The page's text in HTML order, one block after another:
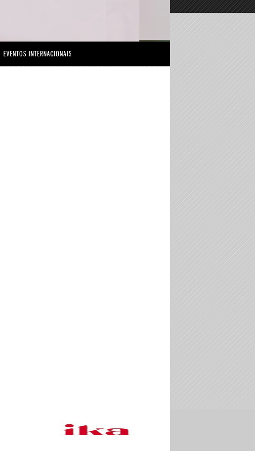
EVENTOS INTERNACIONAIS